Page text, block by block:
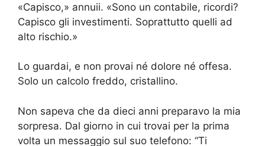
«Capisco,» annuii. «Sono un contabile, ricordi?
Capisco gli investimenti. Soprattutto quelli ad
alto rischio.»
Lo guardai, e non provai né dolore né offesa.
Solo un calcolo freddo, cristallino.
Non sapeva che da dieci anni preparavo la mia
sorpresa. Dal giorno in cui trovai per la prima
volta un messaggio sul suo telefono: “Ti